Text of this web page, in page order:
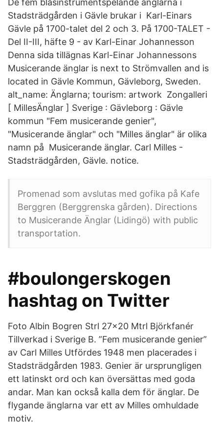
De fem blåsinstrumentspelande änglarna i
Stadsträdgården i Gävle brukar i Karl-Einars
Gävle på 1700-talet del 2 och 3. På 1700-TALET -
Del II-III, häfte 9 - av Karl-Einar Johannesson
Denna sida tillägnas Karl-Einar Johannessons
Musicerande änglar is next to Strömvallen and is
located in Gävle Kommun, Gävleborg, Sweden.
alt_name: Änglarna; tourism: artwork Zongalleri
[ MillesÄnglar ] Sverige : Gävleborg : Gävle
kommun "Fem musicerande genier",
"Musicerande änglar" och "Milles änglar" är olika
namn på Musicerande änglar. Carl Milles -
Stadsträdgården, Gävle. notice.
Promenad som avslutas med gofika på Kafe
Berggren (Berggrenska gården). Directions
to Musicerande Änglar (Lidingö) with public
transportation.
#boulongerskogen
hashtag on Twitter
Foto Albin Bogren Strl 27x20 Mtrl Björkfanér
Tillverkad i Sverige B. ”Fem musicerande genier”
av Carl Milles Utfördes 1948 men placerades i
Stadsträdgården 1983. Genier är ursprungligen
ett latinskt ord och kan översättas med goda
andar. Man kan också kalla dem för änglar. De
flygande änglarna var ett av Milles omhuldade
motiv.